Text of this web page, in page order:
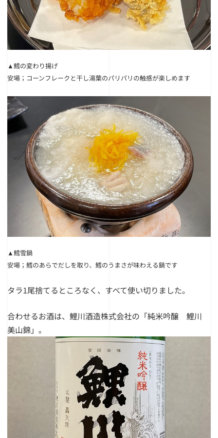
▲鱈の変わり揚げ
安場；コーンフレークと干し湯葉のパリパリの触感が楽しめます
▲鱈雪鍋
安場；鱈のあらでだしを取り、鱈のうまさが味わえる鍋です
タラ1尾捨てるところなく、すべて使い切りました。
合わせるお酒は、鯉川酒造株式会社の「純米吟醸 鯉川
美山錦」。